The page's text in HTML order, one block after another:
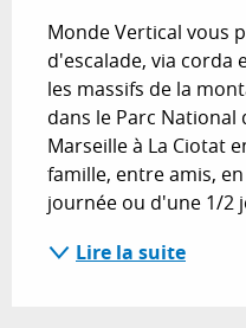
Monde Vertical vous
d'escalade, via corda
les massifs de la
dans le Parc National
Marseille à La Ciotat
famille, entre amis,
journée ou d'une 1/2
Lire la suite